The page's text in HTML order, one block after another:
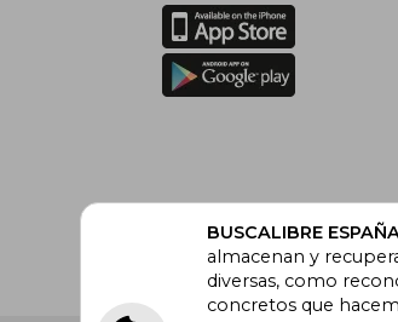
BUSCALIBRE
almacenan y
diversas, como
concretos que